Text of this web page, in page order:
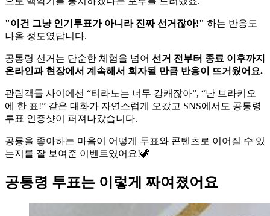
"이건 그냥 인기투표가 아니라 진짜 선거잖아!" 하는 반응도
나올 정도였답니다.
공통령 선거는 단순한 체험을 넘어 선거 전부터 종료 이후까지
온라인과 현장에서 계속해서 회자될 만큼 반응이 뜨거웠어요.
관람객들 사이에선 “티라노는 너무 강캐잖아”, “난 브라키오
에 한 표!” 같은 대화가 자연스럽게 오갔고 SNS에서도 공통령
투표 인증샷이 퍼져나갔습니다.
공룡을 좋아하는 마음이 어떻게 투표와 콘텐츠로 이어질 수 있
는지를 잘 보여준 이벤트였어요!🦖
공통령 투표는 이렇게 짜여졌어요